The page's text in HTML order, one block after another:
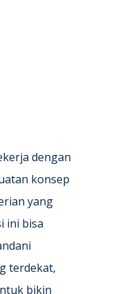
dengan
konsep
yang
ini bisa
terdekat,
bikin